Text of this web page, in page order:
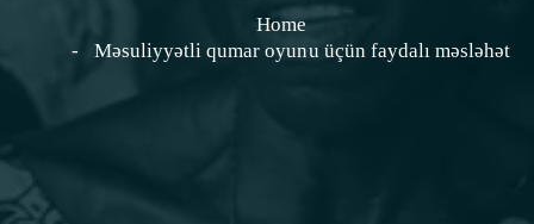
Home
Məsuliyyətli qumar oyunu üçün faydalı məsləhət